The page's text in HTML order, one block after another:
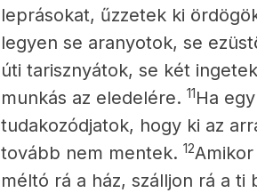
leprásokat, űzzetek ki
legyen se aranyotok, se
úti tarisznyátok, se két
munkás az eledelére. 11Ha
tudakozódjatok, hogy ki az
tovább nem mentek. 12
méltó rá a ház, szálljon rá a